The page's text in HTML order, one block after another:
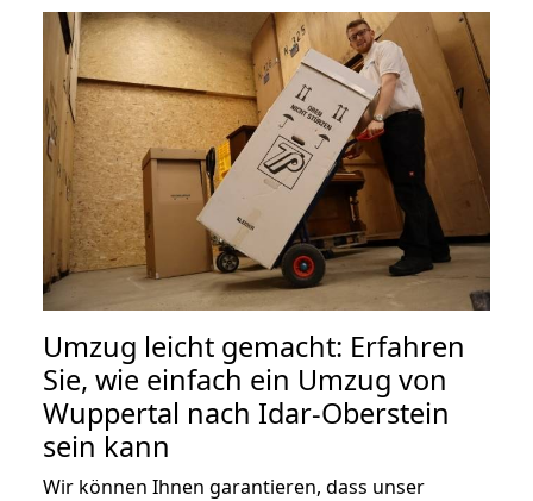
Umzug leicht gemacht: Erfahren
Sie, wie einfach ein Umzug von
Wuppertal nach Idar-Oberstein
sein kann
Wir können Ihnen garantieren, dass unser